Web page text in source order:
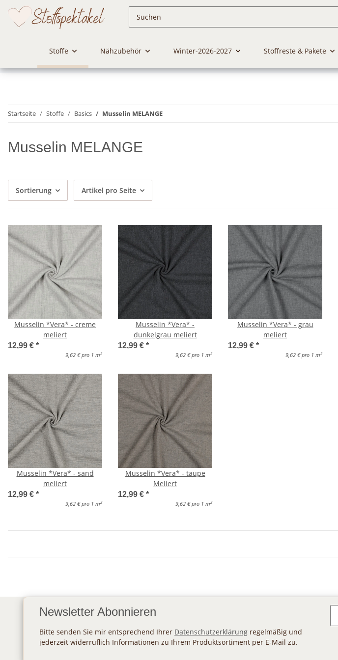
Stoffe Nähzubehör Winter-2026-2027 Stoffreste & Pakete
Startseite Stoffe Basics Musselin MELANGE
Musselin MELANGE
Sortierung Artikel pro Seite
Musselin *Vera* - creme
meliert
12,99 € *
9,62 € pro 1 m2
Musselin *Vera* -
dunkelgrau meliert
12,99 € *
9,62 € pro 1 m2
Musselin *Vera* - grau
meliert
12,99 € *
9,62 € pro 1 m2
Musselin *Vera* - sand
meliert
12,99 € *
9,62 € pro 1 m2
Musselin *Vera* - taupe
Meliert
12,99 € *
9,62 € pro 1 m2
Newsletter Abonnieren
Bitte senden Sie mir entsprechend Ihrer Datenschutzerklärung regelmäßig und
jederzeit widerruflich Informationen zu Ihrem Produktsortiment per E-Mail zu.